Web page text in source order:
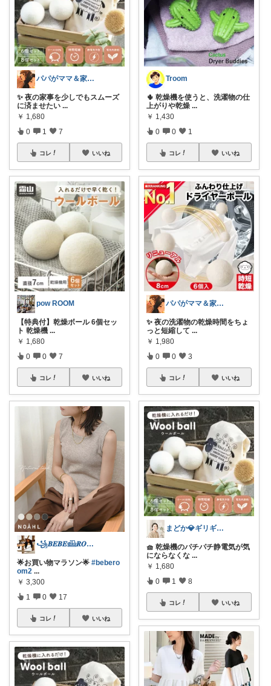
パパがママ＆家族の笑顔の為に選ぶ品😆
✨ 夜の家事を少しでもスムーズ
に済ませたい ...
￥ 1,680
0 1 7
コレ いいね
pow ROOM
【特典付】乾燥ボール 6個セッ
ト 乾燥機 ...
￥ 1,680
0 0 7
コレ いいね
꧁𝑩𝑬𝑩𝑬𓊝𝑹𝑶𝑶𝑴꧂
🌟お買い物マラソン🌟 #bebero
om2 ...
￥ 3,300
1 0 17
コレ いいね
Troom
🌵 乾燥機を使うと、洗濯物の仕
上がりや乾燥 ...
￥ 1,430
0 0 1
コレ いいね
パパがママ＆家族の笑顔の為に選ぶ品😆
✨ 夜の洗濯物の乾燥時間をちょ
っと短縮して ...
￥ 1,980
0 0 3
コレ いいね
まどか💎ギリギリアラサーOL
🧺 乾燥機のパチパチ静電気が気
にならなくな ...
￥ 1,680
0 1 8
コレ いいね